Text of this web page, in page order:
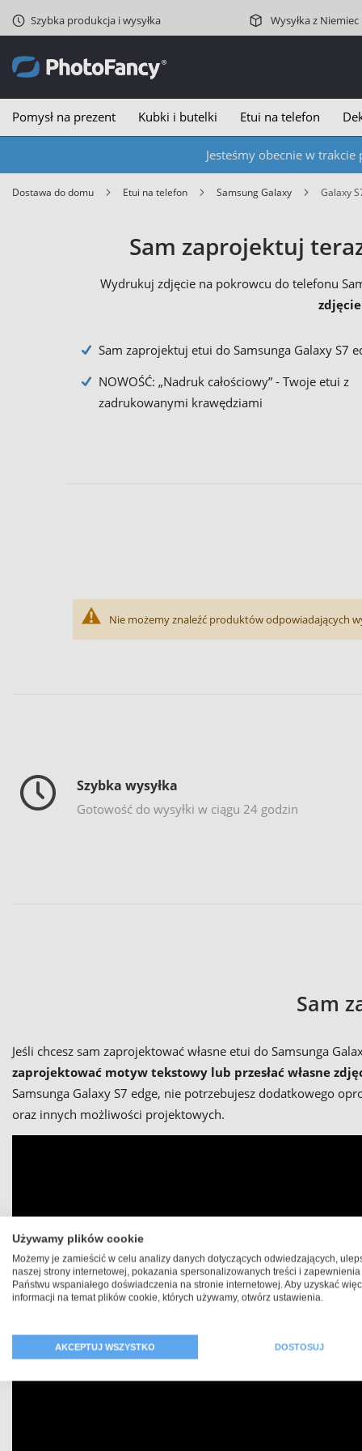
Szybka produkcja i wysyłka Wysyłka z Niemiec
Pomysł na prezent Kubki i butelki Etui na telefon
Jesteśmy obecnie w
Dostawa do domu Etui na telefon Samsung Galaxy Galaxy
Sam zaprojektuj
Wydrukuj zdjęcie na pokrowcu do telefonu
Sam zaprojektuj etui do Samsunga Galaxy S7
NOWOŚĆ: „Nadruk całościowy” - Twoje etui z
zadrukowanymi krawędziami
Nie możemy znaleźć produktów odpowiadających
Szybka wysyłka
Gotowość do wysyłki w ciągu 24 godzin
Sam
Jeśli chcesz sam zaprojektować własne etui do Samsunga
zaprojektować motyw tekstowy lub przesłać własne
Samsunga Galaxy S7 edge, nie potrzebujesz dodatkowego
oraz innych możliwości projektowych.
Używamy plików cookie
Możemy je zamieścić w celu analizy danych dotyczących odwiedzających,
naszej strony internetowej, pokazania spersonalizowanych treści i zapewnienia
Państwu wspaniałego doświadczenia na stronie internetowej. Aby uzyskać
informacji na temat plików cookie, których używamy, otwórz ustawienia.
AKCEPTUJ WSZYSTKO DOSTOSUJ